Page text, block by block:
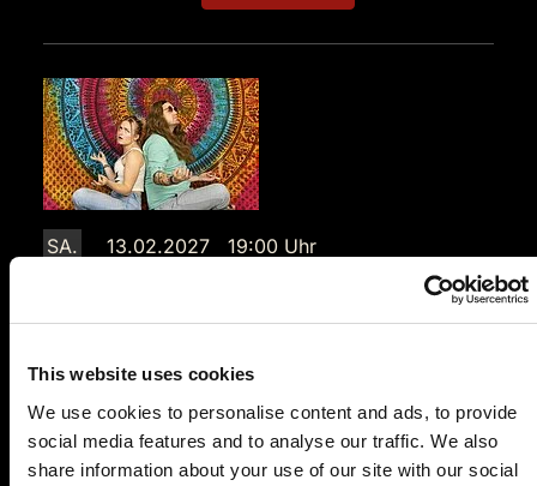
This website uses cookies
We use cookies to personalise content and ads, to provide
social media features and to analyse our traffic. We also
share information about your use of our site with our social
SA.
13.02.2027 19:00 Uhr
Der letzte Joint der Marie Juana - Ein Hippie
Schlossstraße
67434 Neustadt a. d. W.
Auf der Karte anzeigen